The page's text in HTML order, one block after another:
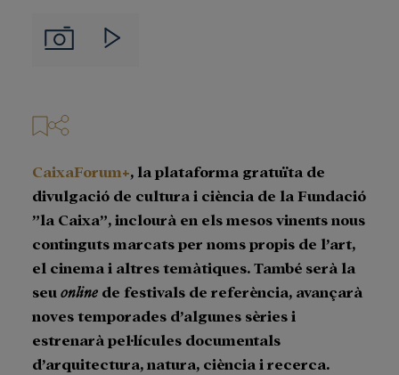
ImágenesVideos
CaixaForum+, la plataforma gratuïta de
divulgació de cultura i ciència de la Fundació
”la Caixa”, inclourà en els mesos vinents nous
continguts marcats per noms propis de l’art,
el cinema i altres temàtiques. També serà la
seu online de festivals de referència, avançarà
noves temporades d’algunes sèries i
estrenarà pel·lícules documentals
d’arquitectura, natura, ciència i recerca.